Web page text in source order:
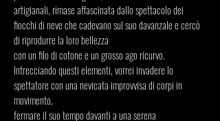
artigianali, rimase affascinata dallo spettacolo dei
fiocchi di neve che cadevano sul suo davanzale e cercò
di riprodurre la loro bellezza
con un filo di cotone e un grosso ago ricurvo.
Intrecciando questi elementi, vorrei invadere lo
spettatore con una nevicata improvvisa di corpi in
movimento,
fermare il suo tempo davanti a una serena